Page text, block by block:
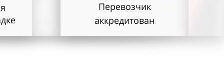
Перевозчик
аккредитован